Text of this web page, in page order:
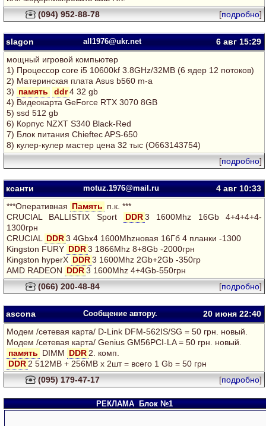
(094) 952-88-78
[подробно]
slagon all1976@ukr.net 6 авг15:29
мощный игровой компьютер
1) Процессор core i5 10600kf 3.8GHz/32MB (6 ядер 12 потоков)
2) Материнская плата Asus b560 m-a
3) память ddr4 32 gb
4) Видеокарта GeForce RTX 3070 8GB
5) ssd 512 gb
6) Корпус NZXT S340 Black-Red
7) Блок питания Chieftec APS-650
8) кулер-кулер мастер цена 32 тыс (О663143754)
[подробно]
ксанти motuz.1976@mail.ru 4 авг10:33
***Оперативная Память п.к. ***
CRUCIAL BALLISTIX Sport
DDR3 1600Mhz 16Gb 4+4+4+4-
1300грн
CRUCIAL
DDR3 4Gbх4 1600Mhzновая 16Гб 4 планки -1300
Kingston FURY DDR3 1866Mhz 8+8Gb -2000грн
Kingston hyperX DDR3 1600Mhz 2Gb+2Gb -350гр
AMD RADEON DDR3 1600Mhz 4+4Gb-550грн
(066) 200-48-84
[подробно]
ascona Сообщение автору.
20 июня 22:40
Модем /сетевая карта/ D-Link DFM-562IS/SG = 50 грн. новый.
Модем /сетевая карта/ Genius GM56PCI-LA = 50 грн. новый.
память DIMM DDR 2. комп.
DDR 2 512MB + 256MB х 2шт = всего 1 Gb = 50 грн
(095) 179-47-17
[подробно]
РЕКЛАМА Блок №1